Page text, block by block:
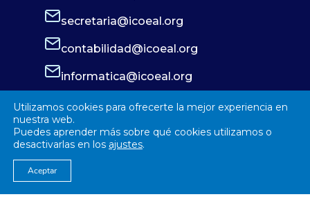
secretaria@icoeal.org
contabilidad@icoeal.org
informatica@icoeal.org
juridico@icoeal.org
Aviso Legal
Política de Privacidad
Política de Cookies
Utilizamos cookies para ofrecerte la mejor experiencia en
nuestra web.
Puedes aprender más sobre qué cookies utilizamos o
desactivarlas en los ajustes.
Aceptar